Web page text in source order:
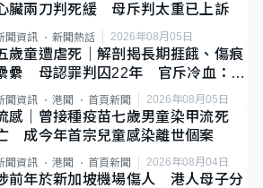
臟兩刀判死緩 母斥判太重已上訴
聞資訊 新聞熱話 2026年08月05日
歲童遭虐死｜解剖揭長期捱餓、傷痕
纍 母認罪判囚22年 官斥冷血：同
案最惡劣
聞資訊 港聞 首頁新聞 2026年08月05日
感｜曾接種疫苗七歲男童染甲流死
成今年首宗兒童感染離世個案
聞資訊 港聞 首頁新聞 2026年08月04日
前年於新加坡機場傷人 港人母子分